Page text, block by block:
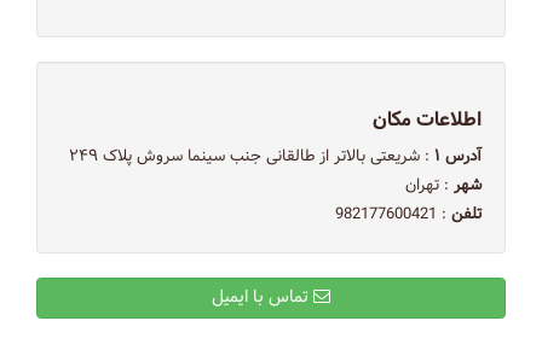
اطلاعات مکان
آدرس ۱
: شریعتی بالاتر از طالقانی جنب سینما سروش پلاک ۲۴۹
شهر : تهران
تلفن : 982177600421